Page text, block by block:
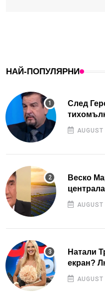
НАЙ-ПОПУЛЯРНИ
След
Веско
Натали
екран?